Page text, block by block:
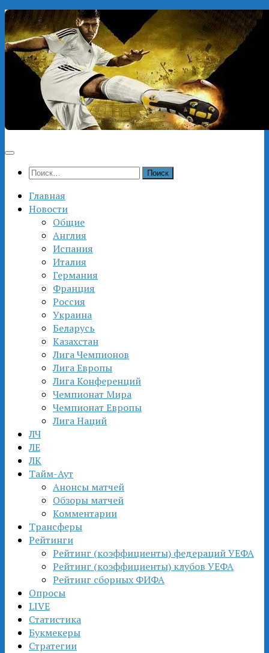
Перейти
к
содержимому
Найти:
Главная
Новости
Общие
Англия
Испания
Италия
Германия
Франция
Россия
Украина
Беларусь
Казахстан
Лига Чемпионов
Лига Европы
Лига Конференций
Чемпионат Мира
Чемпионат Европы
Лига Наций
ЛЧ
ЛЕ
ЛК
Тайм-Аут
Анонсы матчей
Обзоры матчей
Комментарии
Трансферы
Рейтинги
Рейтинг (коэффициенты) федераций УЕФА
Рейтинг (коэффициенты) клубов УЕФА
Рейтинг сборных ФИФА
Опросы
LIVE
Статистика
Букмекеры
Стратегии